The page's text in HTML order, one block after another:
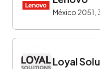
México 2051,
Loyal